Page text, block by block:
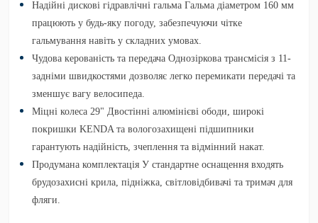
Надійні дискові гідравлічні гальма Гальма діаметром 160 мм
працюють у будь-яку погоду, забезпечуючи чітке
гальмування навіть у складних умовах.
Чудова керованість та передача Однозіркова трансмісія з 11-
задніми швидкостями дозволяє легко перемикати передачі та
зменшує вагу велосипеда.
Міцні колеса 29" Двостінні алюмінієві ободи, широкі
покришки KENDA та вологозахищені підшипники
гарантують надійність, зчеплення та відмінний накат.
Продумана комплектація У стандартне оснащення входять
брудозахисні крила, підніжка, світловідбивачі та тримач для
фляги.